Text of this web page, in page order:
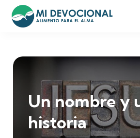
Un nombre y
historia